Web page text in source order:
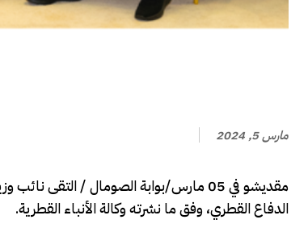
مارس 5, 2024
مقديشو في 05 مارس/بوابة الصومال /
الدفاع القطري، وفق ما نشرته وكالة الأنباء القطرية.